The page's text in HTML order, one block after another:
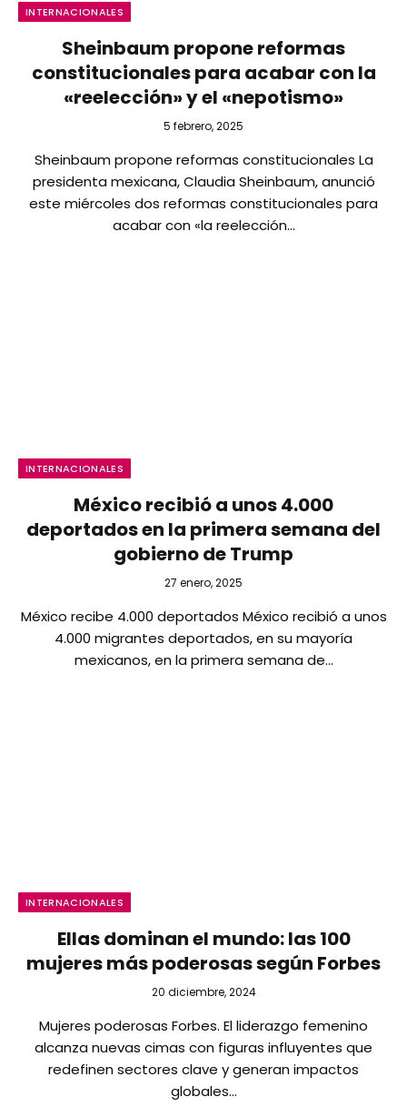
INTERNACIONALES
Sheinbaum propone reformas
constitucionales para acabar con la
«reelección» y el «nepotismo»
5 febrero, 2025
Sheinbaum propone reformas constitucionales La
presidenta mexicana, Claudia Sheinbaum, anunció
este miércoles dos reformas constitucionales para
acabar con «la reelección…
INTERNACIONALES
México recibió a unos 4.000
deportados en la primera semana del
gobierno de Trump
27 enero, 2025
México recibe 4.000 deportados México recibió a unos
4.000 migrantes deportados, en su mayoría
mexicanos, en la primera semana de…
INTERNACIONALES
Ellas dominan el mundo: las 100
mujeres más poderosas según Forbes
20 diciembre, 2024
Mujeres poderosas Forbes. El liderazgo femenino
alcanza nuevas cimas con figuras influyentes que
redefinen sectores clave y generan impactos
globales…